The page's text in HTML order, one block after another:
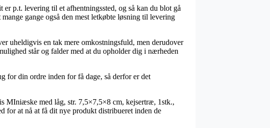
p.t. levering til et afhentningssted, og så kan du blot gå
gange også den mest letkøbte løsning til levering
uheldigvis en tak mere omkostningsfuld, men derudover
står og falder med at du opholder dig i nærheden
for din ordre inden for få dage, så derfor er det
MIniæske med låg, str. 7,5×7,5×8 cm, kejsertræ, 1stk.,
for at nå at få dit nye produkt distribueret inden de